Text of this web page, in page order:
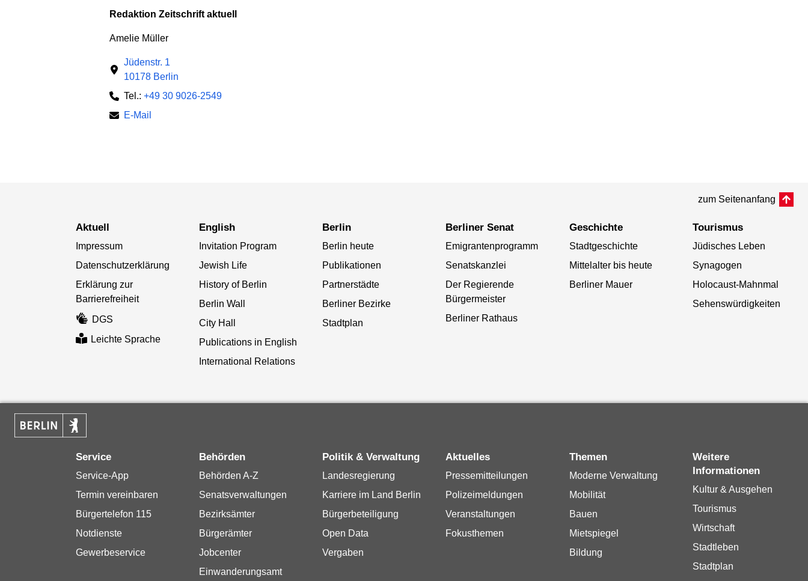
Redaktion Zeitschrift aktuell
Amelie Müller
Jüdenstr. 1
10178 Berlin
Tel.: +49 30 9026-2549
E-Mail
zum Seitenanfang
aktuell
Impressum
Datenschutzerklärung
Erklärung zur
Barrierefreiheit
DGS
Leichte Sprache
English
Invitation Program
Jewish Life
History of Berlin
Berlin Wall
City Hall
Publications in English
International Relations
Berlin
Berlin heute
Publikationen
Partnerstädte
Berliner Bezirke
Stadtplan
Berliner Senat
Emigrantenprogramm
Senatskanzlei
Der Regierende
Bürgermeister
Berliner Rathaus
Geschichte
Stadtgeschichte
Mittelalter bis heute
Berliner Mauer
Tourismus
Jüdisches Leben
Synagogen
Holocaust-Mahnmal
Sehenswürdigkeiten
Service
Service-App
Termin vereinbaren
Bürgertelefon 115
Notdienste
Gewerbeservice
Behörden
Behörden A-Z
Senatsverwaltungen
Bezirksämter
Bürgerämter
Jobcenter
Einwanderungsamt
Politik & Verwaltung
Landesregierung
Karriere im Land Berlin
Bürgerbeteiligung
Open Data
Vergaben
Aktuelles
Pressemitteilungen
Polizeimeldungen
Veranstaltungen
Fokusthemen
Themen
Moderne Verwaltung
Mobilität
Bauen
Mietspiegel
Bildung
Weitere
Informationen
Kultur & Ausgehen
Tourismus
Wirtschaft
Stadtleben
Stadtplan